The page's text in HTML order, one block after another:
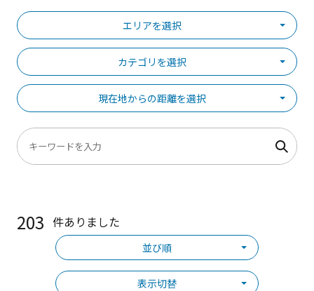
エリアを選択
カテゴリを選択
現在地からの距離を選択
203 件ありました
並び順
表示切替